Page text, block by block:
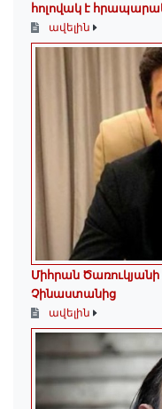
հոլովակ է
ավելին
Միհրան Ծառուկյանի
Չինաստանից
ավելին